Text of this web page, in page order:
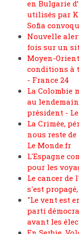
en Bulgarie
utilisés par
Sofia
Nouvelle
fois sur un
Moyen-
conditions à
- France 24
La Colombie
au
président -
La Crimée,
nous reste
Le Monde.fr
L'Espagne
pour les
Le cancer de
s'est
"Le vent est
parti
avant les